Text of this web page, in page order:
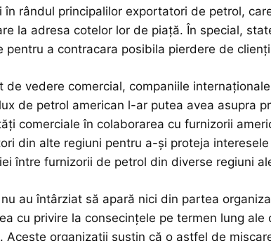
în rândul principalilor exportatori de petrol,
la adresa cotelor lor de piață. În special,
pentru a contracara posibila pierdere de
de vedere comercial, companiile
de petrol american l-ar putea avea asupra
comerciale în colaborarea cu furnizorii
din alte regiuni pentru a-și proteja
între furnizorii de petrol din diverse regiuni
nu au întârziat să apară nici din partea
cu privire la consecințele pe termen lung
Aceste organizații susțin că o astfel de